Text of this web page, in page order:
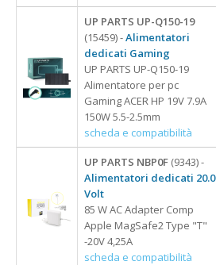
UP PARTS UP-Q150-19
(15459) -Alimentatori
dedicati Gaming
UP PARTS UP-Q150-19
Alimentatore per pc
Gaming ACER HP 19V 7.9A
150W 5.5-2.5mm
scheda e compatibilità
UP PARTS NBP0F (9343) -
Alimentatori dedicati 20.0
Volt
85 W AC Adapter Comp
Apple MagSafe2 Type "T"
-20V 4,25A
scheda e compatibilità